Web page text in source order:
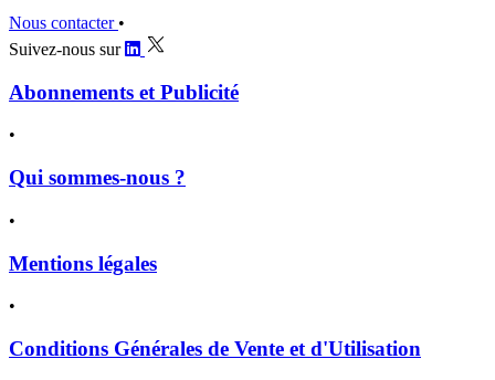
Nous contacter •
Suivez-nous sur
Abonnements et Publicité
•
Qui sommes-nous ?
•
Mentions légales
•
Conditions Générales de Vente et d'Utilisation